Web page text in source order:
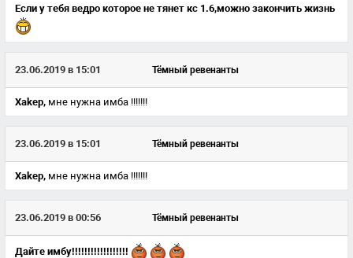
Если у тебя ведро которое не тянет кс 1.6,можно закончить жизнь
23.06.2019 в 15:01 Тёмный ревенанты
Xakep, мне нужна имба !!!!!!!
23.06.2019 в 15:01 Тёмный ревенанты
Xakep, мне нужна имба !!!!!!!
23.06.2019 в 00:56 Тёмный ревенанты
Дайте имбу!!!!!!!!!!!!!!!!!!